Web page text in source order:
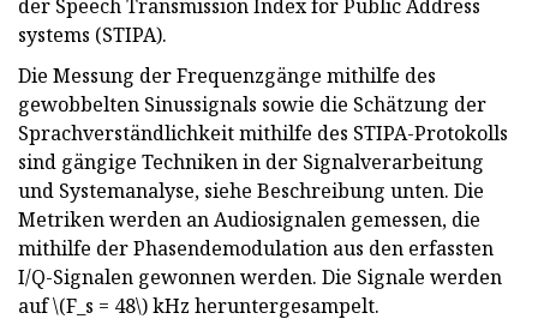
der Speech Transmission Index for Public Address
systems (STIPA).
Die Messung der Frequenzgänge mithilfe des
gewobbelten Sinussignals sowie die Schätzung der
Sprachverständlichkeit mithilfe des STIPA-Protokolls
sind gängige Techniken in der Signalverarbeitung
und Systemanalyse, siehe Beschreibung unten. Die
Metriken werden an Audiosignalen gemessen, die
mithilfe der Phasendemodulation aus den erfassten
I/Q-Signalen gewonnen werden. Die Signale werden
auf \(F_s = 48\) kHz heruntergesampelt.